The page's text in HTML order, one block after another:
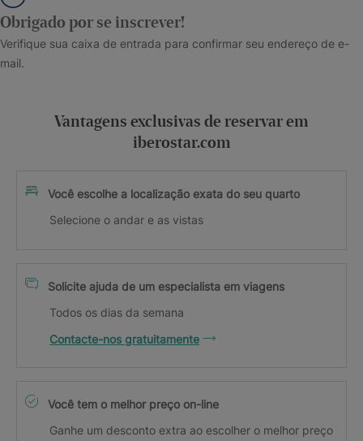
Obrigado por se inscrever!
Verifique sua caixa de entrada para confirmar seu endereço de e-
mail.
Vantagens exclusivas de reservar em
iberostar.com
Você escolhe a localização exata do seu quarto
Selecione o andar e as vistas
Solicite ajuda de um especialista em viagens
Todos os dias da semana
Contacte-nos gratuitamente
Você tem o melhor preço on-line
Ganhe um desconto extra ao escolher o melhor preço